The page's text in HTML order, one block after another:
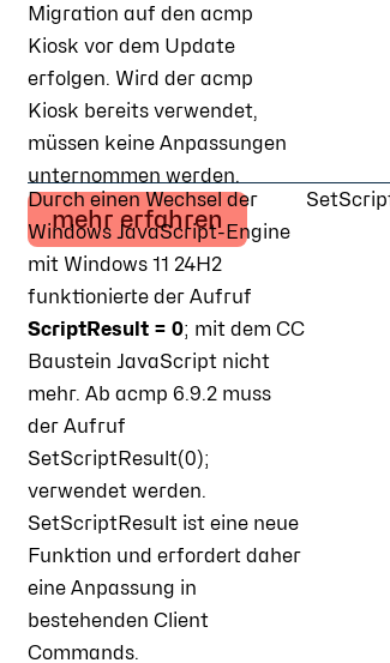
Migration auf den acmp
Kiosk vor dem Update
erfolgen. Wird der acmp
Kiosk bereits verwendet,
müssen keine Anpassungen
unternommen werden.
mehr erfahren
Durch einen Wechsel der
Windows JavaScript-Engine
mit Windows 11 24H2
funktionierte der Aufruf
ScriptResult = 0; mit dem CC
Baustein JavaScript nicht
mehr. Ab acmp 6.9.2 muss
der Aufruf
SetScriptResult(0);
verwendet werden.
SetScriptResult ist eine neue
Funktion und erfordert daher
eine Anpassung in
bestehenden Client
Commands.